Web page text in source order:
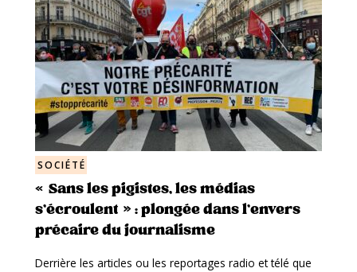
SOCIÉTÉ
« Sans les pigistes, les médias
s’écroulent » : plongée dans l’envers
précaire du journalisme
Derrière les articles ou les reportages radio et télé que